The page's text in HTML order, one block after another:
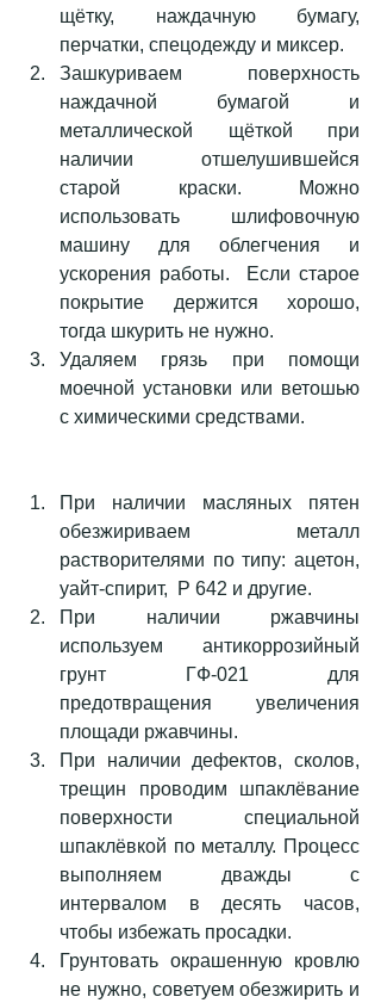
щётку, наждачную бумагу,
перчатки, спецодежду и миксер.
Зашкуриваем поверхность
наждачной бумагой и
металлической щёткой при
наличии отшелушившейся
старой краски. Можно
использовать шлифовочную
машину для облегчения и
ускорения работы.  Если старое
покрытие держится хорошо,
тогда шкурить не нужно.
Удаляем грязь при помощи
моечной установки или ветошью
с химическими средствами.
При наличии масляных пятен
обезжириваем металл
растворителями по типу: ацетон,
уайт-спирит,  Р 642 и другие.
При наличии ржавчины
используем антикоррозийный
грунт ГФ-021 для
предотвращения увеличения
площади ржавчины.
При наличии дефектов, сколов,
трещин проводим шпаклёвание
поверхности специальной
шпаклёвкой по металлу. Процесс
выполняем дважды с
интервалом в десять часов,
чтобы избежать просадки.
Грунтовать окрашенную кровлю
не нужно, советуем обезжирить и